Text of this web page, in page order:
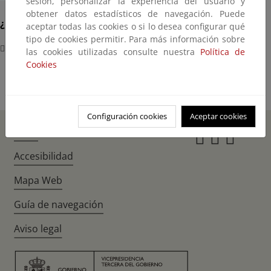
¿Dónde?
IFEMA
obtener datos estadísticos de navegación. Puede
aceptar todas las cookies o si lo desea configurar qué
tipo de cookies permitir. Para más información sobre
las cookies utilizadas consulte nuestra Política de
Cookies
Configuración cookies Aceptar cookies
Accesibilidad
Mapa Web
Guía de navegación
Aviso legal